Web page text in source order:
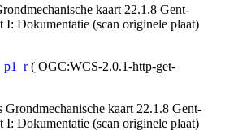
kaart 22.1.8 Gent-
I: Dokumentatie (scan originele plaat)
( OGC:WCS-2.0.1-http-get-
Grondmechanische kaart 22.1.8 Gent-
I: Dokumentatie (scan originele plaat)